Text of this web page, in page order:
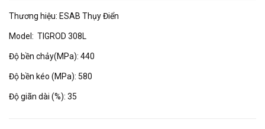
Thương hiệu: ESAB Thụy Điển
Model: TIGROD 308L
Độ bền chảy(MPa): 440
Độ bền kéo (MPa): 580
Độ giãn dài (%): 35